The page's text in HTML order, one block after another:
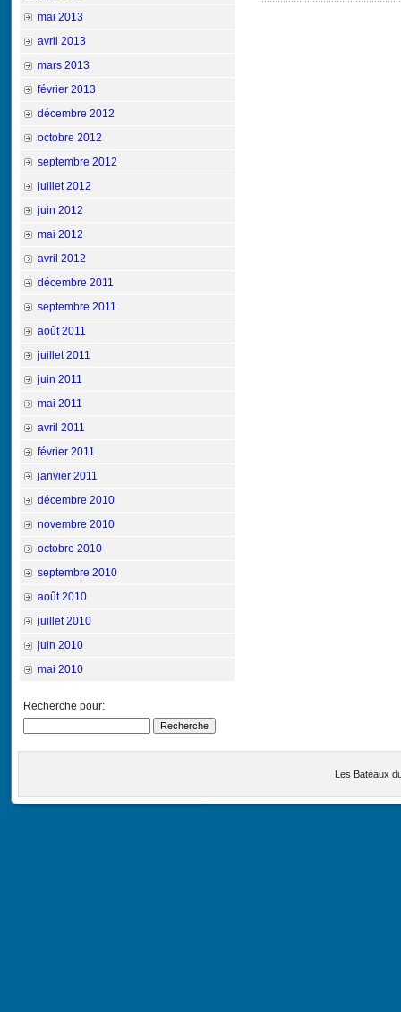
mai 2013
avril 2013
mars 2013
février 2013
décembre 2012
octobre 2012
septembre 2012
juillet 2012
juin 2012
mai 2012
avril 2012
décembre 2011
septembre 2011
août 2011
juillet 2011
juin 2011
mai 2011
avril 2011
février 2011
janvier 2011
décembre 2010
novembre 2010
octobre 2010
septembre 2010
août 2010
juillet 2010
juin 2010
mai 2010
Recherche pour:
Les Bateaux